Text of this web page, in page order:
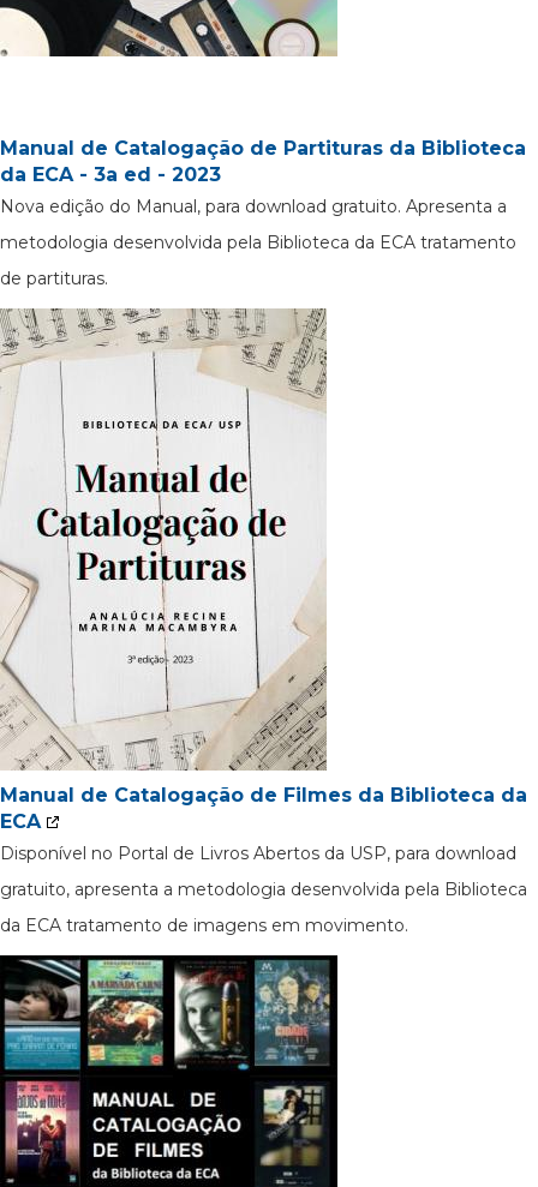
Manual de Catalogação de Partituras da Biblioteca
da ECA - 3a ed - 2023
Nova edição do Manual, para download gratuito. Apresenta a
metodologia desenvolvida pela Biblioteca da ECA tratamento
de partituras.
Manual de Catalogação de Filmes da Biblioteca da
ECA
Disponível no Portal de Livros Abertos da USP, para download
gratuito, apresenta a metodologia desenvolvida pela Biblioteca
da ECA tratamento de imagens em movimento.